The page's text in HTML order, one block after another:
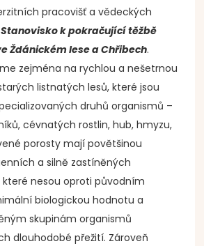
pracovišť a vědeckých
Stanovisko k pokračující těžbě
Ždánickém lese a Chřibech.
zejména na rychlou a nešetrnou
listnatých lesů, které jsou
druhů organismů –
cévnatých rostlin, hub, hmyzu,
porosty mají povětšinou
a silně zastíněných
nesou oproti původním
biologickou hodnotu a
skupinám organismů
dlouhodobé přežití. Zároveň